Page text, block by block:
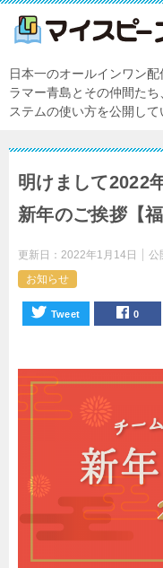
日本一のオールインワン
ラマー青島とその仲間た
ステムの使い方を公開して
明けまして2022
新年のご挨拶【
更新日： 2022年1月14日 公
お知らせ
Tweet 0